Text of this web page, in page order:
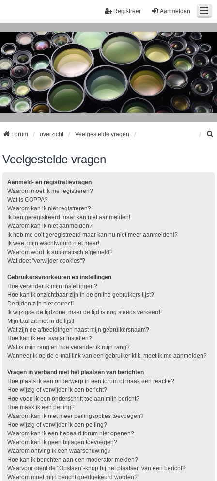
Aanmelden
Registreer
Forum overzicht Veelgestelde vragen
Veelgestelde vragen
Aanmeld- en registratievragen
Waarom moet ik me registreren?
Wat is COPPA?
Waarom kan ik niet registreren?
Ik ben geregistreerd maar kan niet aanmelden!
Waarom kan ik niet aanmelden?
Ik heb me ooit geregistreerd maar kan nu niet meer aanmelden!?
Ik weet mijn wachtwoord niet meer!
Waarom word ik automatisch afgemeld?
Wat doet "verwijder cookies"?
Gebruikersvoorkeuren en instellingen
Hoe verander ik mijn instellingen?
Hoe kan ik onzichtbaar zijn in de online gebruikers lijst?
De tijden zijn niet correct!
Ik wijzigde de tijdzone, maar de tijd is nog steeds verkeerd!
Mijn taal zit niet in de lijst!
Wat zijn de afbeeldingen naast mijn gebruikersnaam?
Hoe kan ik een avatar instellen?
Wat is mijn rang en hoe verander ik mijn rang?
Wanneer ik op de e-maillink van een gebruiker klik, moet ik me aanmelden?
Vragen in verband met het plaatsen van berichten
Hoe plaats ik een onderwerp in een forum of maak een reactie?
Hoe wijzig of verwijder ik een bericht?
Hoe voeg ik een onderschrift toe aan mijn bericht?
Hoe maak ik een peiling?
Waarom kan ik niet meer peilingsopties toevoegen?
Hoe wijzig of verwijder ik een peiling?
Waarom kan ik een bepaald forum niet openen?
Waarom kan ik geen bijlagen toevoegen?
Waarom ontving ik een waarschuwing?
Hoe kan ik berichten aan een moderator melden?
Waarvoor dient de "Opslaan"-knop bij het plaatsen van een bericht?
Waarom moet mijn bericht goedgekeurd worden?